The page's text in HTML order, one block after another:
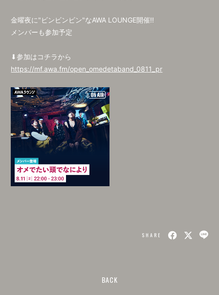
​金曜夜に"ビンビンビン"なAWA LOUNGE開催!!
メンバーも参加​予定
⬇︎参加はコチラから
https://mf.awa.fm/open_omedetaband_0811_pr
SHARE
BACK